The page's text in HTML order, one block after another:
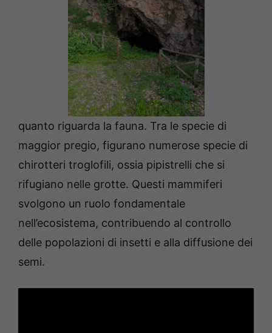
quanto riguarda la fauna. Tra le specie di
maggior pregio, figurano numerose specie di
chirotteri troglofili, ossia pipistrelli che si
rifugiano nelle grotte. Questi mammiferi
svolgono un ruolo fondamentale
nell’ecosistema, contribuendo al controllo
delle popolazioni di insetti e alla diffusione dei
semi.